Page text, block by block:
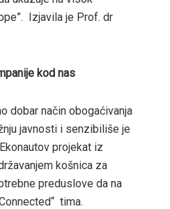
Izjavila je Prof. dr
kod nas
dobar način obogaćivanja
javnosti i senzibiliše je
projekat iz
košnica za
preduslove da na
tima.